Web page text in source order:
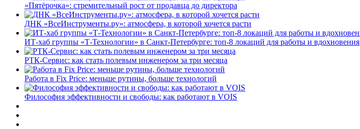
«Пятёрочка»: стремительный рост от продавца до директора
ДНК «ВсеИнструменты.ру»: атмосфера, в которой хочется расти
ИТ-хаб группы «Т-Технологии» в Санкт-Петербурге: топ-8 локаций для работы и вдохновения
РТК-Сервис: как стать полевым инженером за три месяца
Работа в Fix Price: меньше рутины, больше технологий
Философия эффективности и свободы: как работают в VOIS